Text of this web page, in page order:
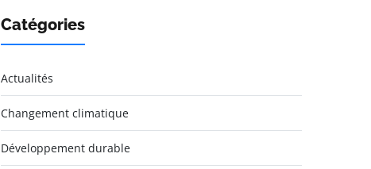
Catégories
Actualités
Changement climatique
Développement durable